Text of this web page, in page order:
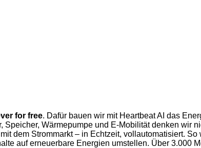
for free. Dafür bauen wir mit Heartbeat AI das
Wärmepumpe und E-Mobilität denken wir
dem Strommarkt – in Echtzeit, vollautomatisiert.
auf erneuerbare Energien umstellen. Über 3.000